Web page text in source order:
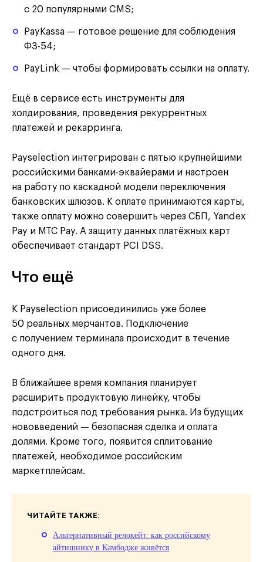
с 20 популярными CMS;
PayKassa — готовое решение для соблюдения
ФЗ-54;
PayLink — чтобы формировать ссылки на оплату.
Ещё в сервисе есть инструменты для
холдирования, проведения рекуррентных
платежей и рекарринга.
Payselection интегрирован с пятью крупнейшими
российскими банками-эквайерами и настроен
на работу по каскадной модели переключения
банковских шлюзов. К оплате принимаются карты,
также оплату можно совершить через СБП, Yandex
Pay и МТС Pay. А защиту данных платёжных карт
обеспечивает стандарт PCI DSS.
Что ещё
К Payselection присоединились уже более
50 реальных мерчантов. Подключение
с получением терминала происходит в течение
одного дня.
В ближайшее время компания планирует
расширить продуктовую линейку, чтобы
подстроиться под требования рынка. Из будущих
нововведений — безопасная сделка и оплата
долями. Кроме того, появится сплитование
платежей, необходимое российским
маркетплейсам.
ЧИТАЙТЕ ТАКЖЕ:
Альтернативный релокейт: как российскому
айтишнику в Камбодже живётся